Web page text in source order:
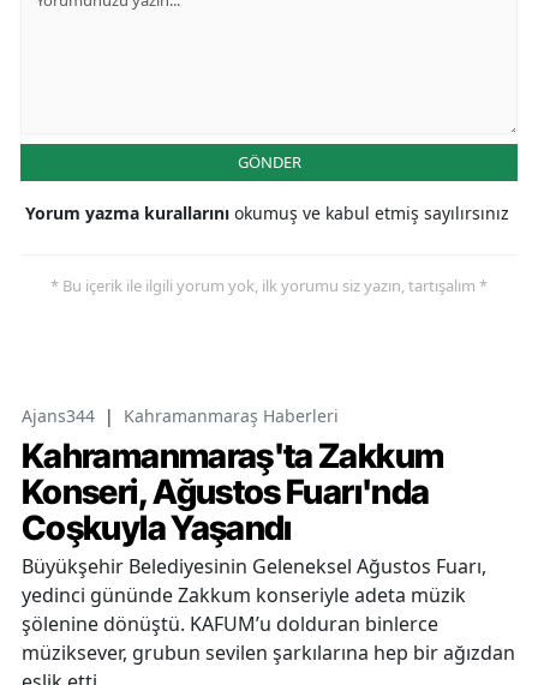
GÖNDER
Yorum yazma kurallarını okumuş ve kabul etmiş sayılırsınız
* Bu içerik ile ilgili yorum yok, ilk yorumu siz yazın, tartışalım *
Ajans344 | Kahramanmaraş Haberleri
Kahramanmaraş'ta Zakkum
Konseri, Ağustos Fuarı'nda
Coşkuyla Yaşandı
Büyükşehir Belediyesinin Geleneksel Ağustos Fuarı,
yedinci gününde Zakkum konseriyle adeta müzik
şölenine dönüştü. KAFUM’u dolduran binlerce
müziksever, grubun sevilen şarkılarına hep bir ağızdan